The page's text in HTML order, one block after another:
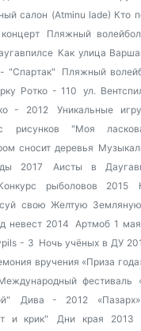
салон (Atminu lade) Кто
Пляжный
Как улица
"Спартак" Пляжный
Ротко - 110 ул.
- 2012
Уникальные
рисунков "Моя
сносит деревья
2017 Аисты в
рыболовов 2015
свою Желтую
невест 2014 Артмоб 1 мая
- 3 Ночь учёных в ДУ
вручения «Приза
фестиваль
Дива - 2012
и крик"
Дни края 2013